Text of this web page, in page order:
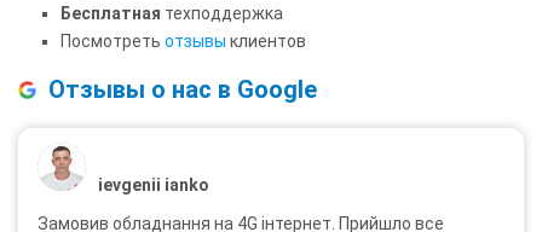
Бесплатная техподдержка
Посмотреть отзывы клиентов
Отзывы о нас в Google
ievgenii ianko
Замовив обладнання на 4G інтернет. Прийшло все